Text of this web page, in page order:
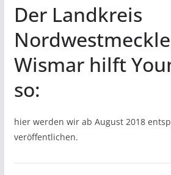
Der Landkreis
Wismar hilft
so:
hier werden wir ab August 2018
veröffentlichen.